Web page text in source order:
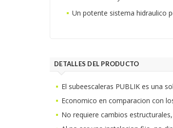
Un potente sistema hidraulico
DETALLES DEL PRODUCTO
El subeescaleras PUBLIK es una
Economico en comparacion con
No requiere cambios